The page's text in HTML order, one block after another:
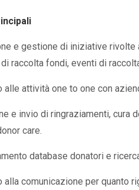
e gestione di iniziative rivolte
raccolta fondi, eventi di
alle attività one to one con
e invio di ringraziamenti, cura
care.
database donatori e
alla comunicazione per quanto